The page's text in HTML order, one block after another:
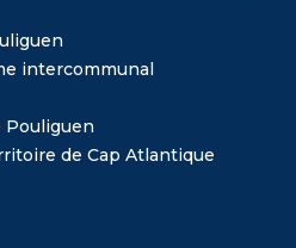
intercommunal
Pouliguen
de Cap Atlantique